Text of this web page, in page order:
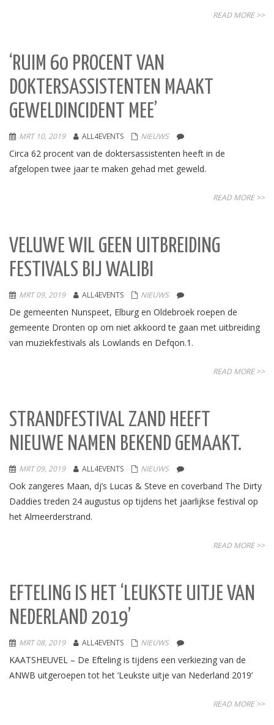
READ MORE >>
‘RUIM 60 PROCENT VAN
DOKTERSASSISTENTEN MAAKT
GEWELDINCIDENT MEE’
MRT 10, 2019 ALL4EVENTS NIEUWS
Circa 62 procent van de doktersassistenten heeft in de
afgelopen twee jaar te maken gehad met geweld.
READ MORE >>
VELUWE WIL GEEN UITBREIDING
FESTIVALS BIJ WALIBI
MRT 09, 2019 ALL4EVENTS NIEUWS
De gemeenten Nunspeet, Elburg en Oldebroek roepen de
gemeente Dronten op om niet akkoord te gaan met uitbreiding
van muziekfestivals als Lowlands en Defqon.1.
READ MORE >>
STRANDFESTIVAL ZAND HEEFT
NIEUWE NAMEN BEKEND GEMAAKT.
MRT 09, 2019 ALL4EVENTS NIEUWS
Ook zangeres Maan, dj’s Lucas & Steve en coverband The Dirty
Daddies treden 24 augustus op tijdens het jaarlijkse festival op
het Almeerderstrand.
READ MORE >>
EFTELING IS HET ‘LEUKSTE UITJE VAN
NEDERLAND 2019’
MRT 08, 2019 ALL4EVENTS NIEUWS
KAATSHEUVEL – De Efteling is tijdens een verkiezing van de
ANWB uitgeroepen tot het ‘Leukste uitje van Nederland 2019’
READ MORE >>